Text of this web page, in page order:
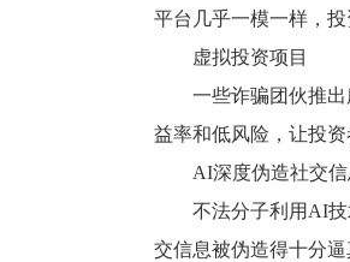
平台几乎一模一样，
虚拟投资项目
一些诈骗团伙推
益率和低风险，让投
AI深度伪造社交
不法分子利用AI
交信息被伪造得十分